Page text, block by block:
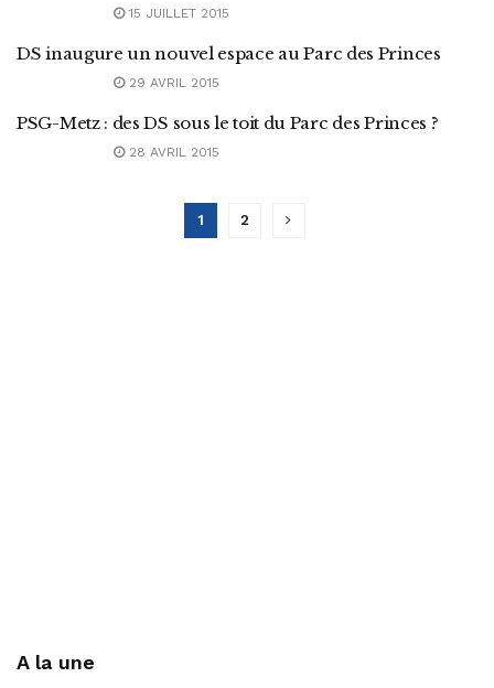
15 JUILLET 2015
DS inaugure un nouvel espace au Parc des Princes
29 AVRIL 2015
PSG-Metz : des DS sous le toit du Parc des Princes ?
28 AVRIL 2015
1 2
A la une